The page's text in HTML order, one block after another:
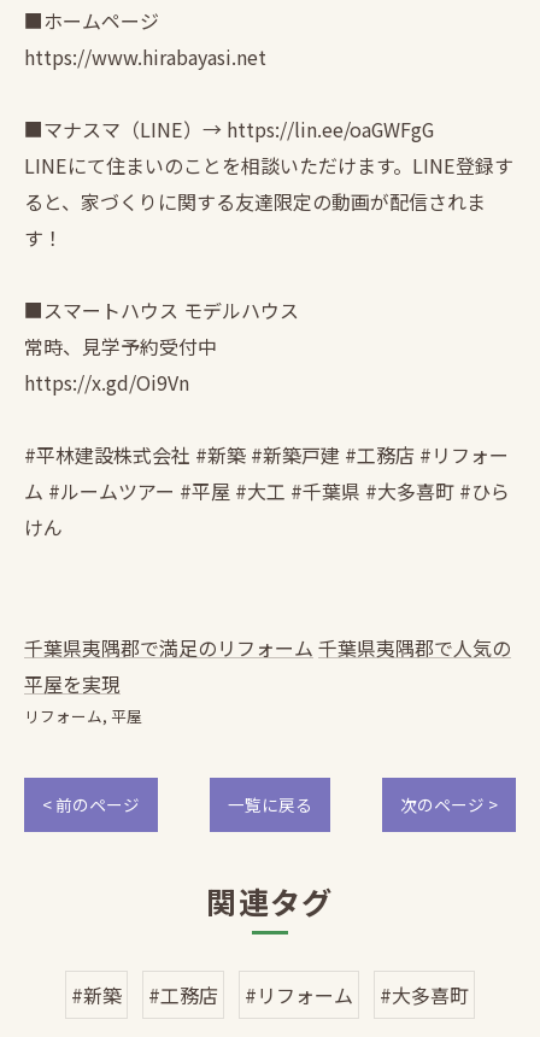
■ホームページ
https://www.hirabayasi.net
■マナスマ（LINE）→ https://lin.ee/oaGWFgG
LINEにて住まいのことを相談いただけます。LINE登録す
ると、家づくりに関する友達限定の動画が配信されま
す！
■スマートハウス モデルハウス
常時、見学予約受付中
https://x.gd/Oi9Vn
#平林建設株式会社 #新築 #新築戸建 #工務店 #リフォー
ム #ルームツアー #平屋 #大工 #千葉県 #大多喜町 #ひら
けん
千葉県夷隅郡で満足のリフォーム 千葉県夷隅郡で人気の
平屋を実現
リフォーム 平屋
< 前のページ 一覧に戻る 次のページ >
関連タグ
#新築 #工務店 #リフォーム #大多喜町